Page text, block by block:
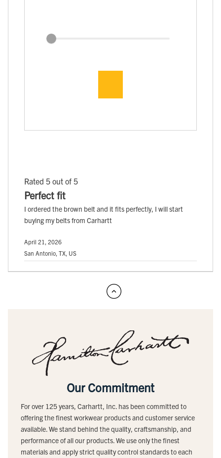
Rated 5 out of 5
Perfect fit
I ordered the brown belt and it fits perfectly, I will start
buying my belts from Carhartt
April 21, 2026
San Antonio, TX, US
Our Commitment
For over 125 years, Carhartt, Inc. has been committed to
offering the finest workwear products and customer service
available. We stand behind the quality, craftsmanship, and
performance of all our products. We use only the finest
materials and apply strict quality control standards to each